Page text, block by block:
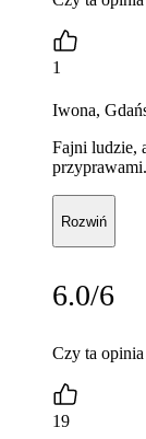
1
Iwona,
Fajni ludzie,
Rozwiń
6.0/6
Czy ta opinia
19